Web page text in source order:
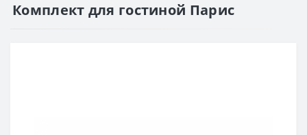
Комплект для гостиной Парис